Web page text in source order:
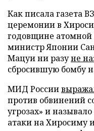
Как писала газета
церемонии в
годовщине
министр Японии
Мацуи ни разуне
сбросившую бомбу
МИД России
против обвинений
угрозах» и
атаки на Хиросиму